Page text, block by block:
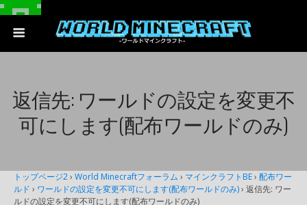
返信先: ワールドの設定を変更不
可にします(配布ワールドのみ)
トップページ2› World Minecraftフォーラム › マインクラフトBE› 配布ワー
ルド › ワールドの設定を変更不可にします(配布ワールドのみ)› 返信先: ワー
ルドの設定を変更不可にします(配布ワールドのみ)